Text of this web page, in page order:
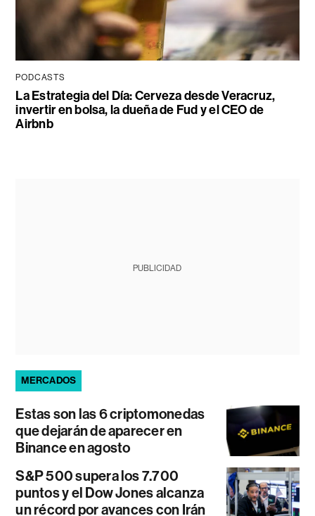
PODCASTS
La Estrategia del Día: Cerveza desde Veracruz,
invertir en bolsa, la dueña de Fud y el CEO de
Airbnb
PUBLICIDAD
MERCADOS
Estas son las 6 criptomonedas
que dejarán de aparecer en
Binance en agosto
S&P 500 supera los 7.700
puntos y el Dow Jones alcanza
un récord por avances con Irán